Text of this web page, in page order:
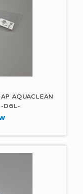
AQUACLEAN
D6L-